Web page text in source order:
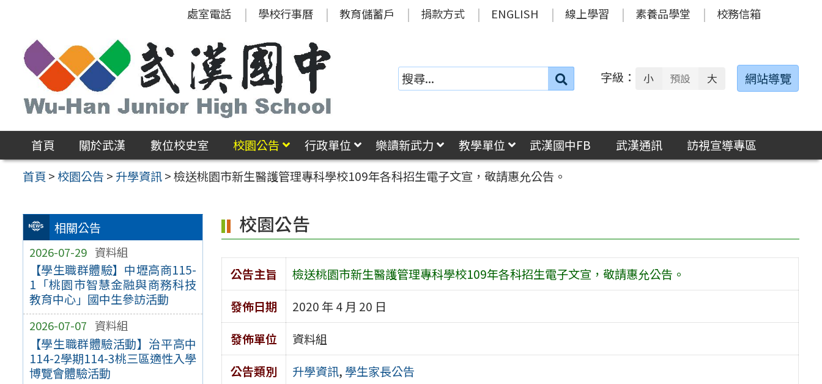
區
處室電話 學校行事曆 教育儲蓄戶 捐款方式 ENGLISH 線上學習 素養品學堂 校務信箱
搜
字級： 小 預設 大 網站導覽
首頁 關於武漢 數位校史室 校園公告 行政單位 樂讀新武力 教學單位 武漢國中FB 武漢通訊
訪視宣導專區
首頁 >校園公告 > 升學資訊>檢送桃園市新生醫護管理專科學校109年各科招生電子文宣，敬請惠允公告。
相關公告
2026-07-29 資料組
【學生職群體驗】中壢高商115-
1「桃園市智慧金融與商務科技
教育中心」國中生參訪活動
2026-07-07 資料組
【學生職群體驗活動】治平高中
114-2學期114-3桃三區適性入學
博覽會體驗活動
校園公告
公告主旨
檢送桃園市新生醫護管理專科學校109年各科招生電子文宣，敬請惠允公告。
發佈日期
2020 年 4 月 20 日
發佈單位
資料組
公告類別
升學資訊, 學生家長公告